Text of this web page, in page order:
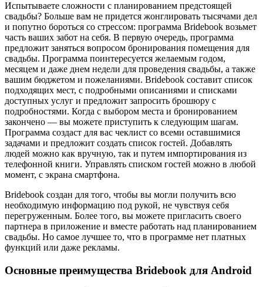
Испытываете сложности с планированием предстоящей
свадьбы? Больше вам не придется жонглировать тысячами дел
и попутно бороться со стрессом: программа Bridebook возьмет
часть ваших забот на себя. В первую очередь, программа
предложит заняться вопросом бронирования помещения для
свадьбы. Программа поинтересуется желаемым годом,
месяцем и даже днем недели для проведения свадьбы, а также
вашим бюджетом и пожеланиями. Bridebook составит список
подходящих мест, с подробными описаниями и списками
доступных услуг и предложит запросить брошюру с
подробностями. Когда с выбором места и бронированием
закончено — вы можете приступить к следующим шагам.
Программа создаст для вас чеклист со всеми оставшимися
задачами и предложит создать список гостей. Добавлять
людей можно как вручную, так и путем импортирования из
телефонной книги. Управлять списком гостей можно в любой
момент, с экрана смартфона.
Bridebook создан для того, чтобы вы могли получить всю
необходимую информацию под рукой, не чувствуя себя
перегруженным. Более того, вы можете пригласить своего
партнера в приложение и вместе работать над планированием
свадьбы. Но самое лучшее то, что в программе нет платных
функций или даже рекламы.
Основные преимущества Bridebook для Android